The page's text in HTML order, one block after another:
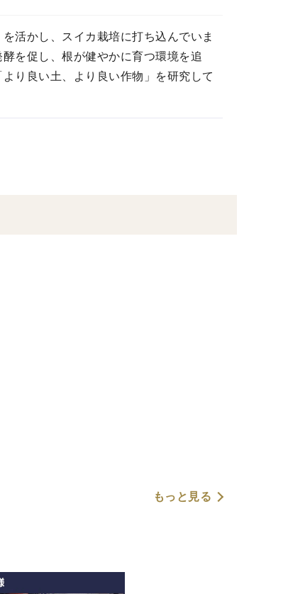
活かし、スイカ栽培に打ち込んでいま
を促し、根が健やかに育つ環境を追
り良い土、より良い作物」を研究して
もっと見る